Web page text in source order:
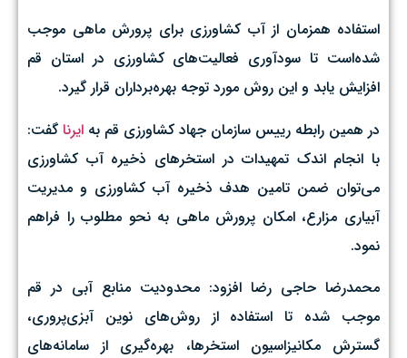
استفاده همزمان از آب کشاورزی برای پرورش ماهی موجب
شده‌است تا سودآوری فعالیت‌های کشاورزی در استان قم
افزایش یابد و این روش مورد توجه بهره‌برداران قرار گیرد.
در همین رابطه رییس سازمان جهاد کشاورزی قم به ایرنا گفت:
با انجام اندک تمهیدات در استخرهای ذخیره آب کشاورزی
می‌توان ضمن تامین هدف ذخیره آب کشاورزی و مدیریت
آبیاری مزارع، امکان پرورش ماهی به نحو مطلوب را فراهم
نمود.
محمدرضا حاجی رضا افزود: محدودیت منابع آبی در قم
موجب شده تا استفاده از روش‌های نوین آبزی‌پروری،
گسترش مکانیزاسیون استخرها، بهره‌گیری از سامانه‌های